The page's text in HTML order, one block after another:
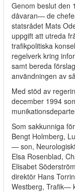
Genom beslut den
dåvaran— de
statsrådet Mats
uppgift att utreda
trafikpolitiska
regelverk kring
samt bereda
användningen av
Med stöd av
december 1994
Som sakkunniga
Bengt Holmberg,
— son,
Elsa Rosenblad,
Elisabet
direktör Hans
Westberg, Trafik—